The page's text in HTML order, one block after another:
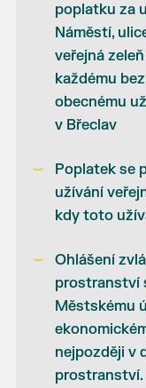
poplatku za
Náměstí,
veřejná
každému
obecnému
v Břeclav
Poplatek se
užívání
kdy toto
Ohlášení
prostranství
Městskému
nejpozději v
prostranství.